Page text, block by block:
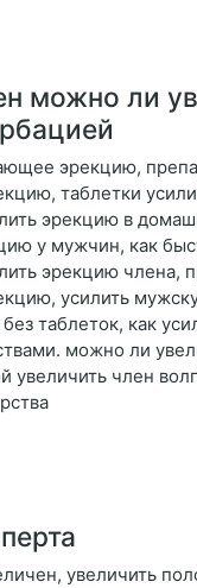
можно ли
эрекцию,
таблетки
эрекцию в
у мужчин, как
эрекцию члена,
усилить
таблеток, как
можно ли
увеличить член
увеличить